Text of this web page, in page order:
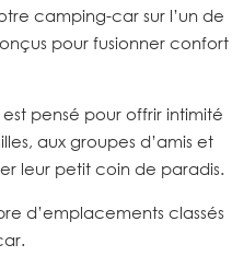
camping-car sur l’un de
pour fusionner confort
est pensé pour offrir intimité
aux groupes d’amis et
leur petit coin de paradis.
d’emplacements classés